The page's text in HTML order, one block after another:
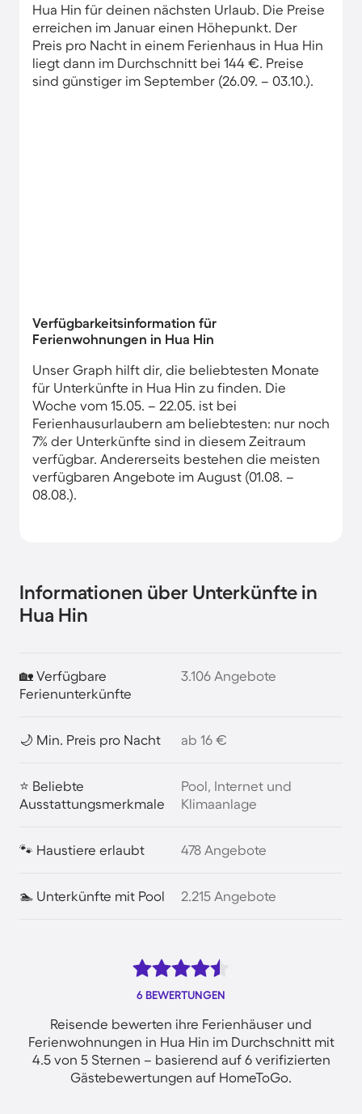
Hua Hin für deinen nächsten Urlaub. Die Preise
erreichen im Januar einen Höhepunkt. Der
Preis pro Nacht in einem Ferienhaus in Hua Hin
liegt dann im Durchschnitt bei 144 €. Preise
sind günstiger im September (26.09. – 03.10.).
Verfügbarkeitsinformation für
Ferienwohnungen in Hua Hin
Unser Graph hilft dir, die beliebtesten Monate
für Unterkünfte in Hua Hin zu finden. Die
Woche vom 15.05. – 22.05. ist bei
Ferienhausurlaubern am beliebtesten: nur noch
7% der Unterkünfte sind in diesem Zeitraum
verfügbar. Andererseits bestehen die meisten
verfügbaren Angebote im August (01.08. –
08.08.).
Informationen über Unterkünfte in
Hua Hin
🏡 Verfügbare
Ferienunterkünfte
3.106 Angebote
🌙 Min. Preis pro Nacht ab 16 €
⭐ Beliebte
Ausstattungsmerkmale
Pool, Internet und
Klimaanlage
🐾 Haustiere erlaubt 478 Angebote
🏊 Unterkünfte mit Pool 2.215 Angebote
6 BEWERTUNGEN
Reisende bewerten ihre Ferienhäuser und
Ferienwohnungen in Hua Hin im Durchschnitt mit
4.5 von 5 Sternen – basierend auf 6 verifizierten
Gästebewertungen auf HomeToGo.